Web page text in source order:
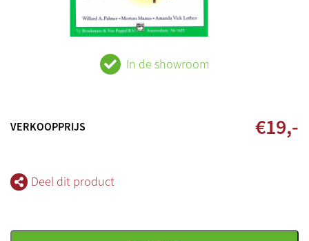
In de showroom
VERKOOPPRIJS €19,-
Deel dit product